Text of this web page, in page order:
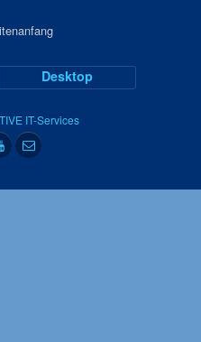
Desktop
IT-Services